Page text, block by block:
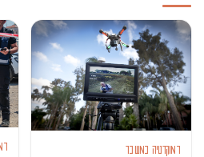
דמוקרטיה במשבר